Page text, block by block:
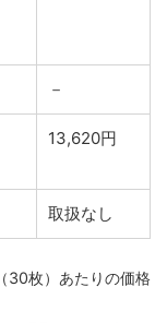
－
13,620円
取扱なし
30枚）あたりの価格